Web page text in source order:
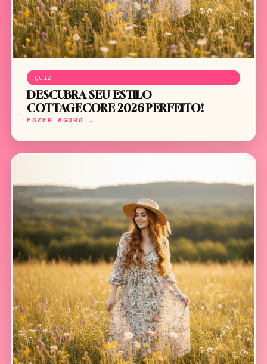
QUIZ
DESCUBRA SEU ESTILO
COTTAGECORE 2026 PERFEITO!
FAZER AGORA →